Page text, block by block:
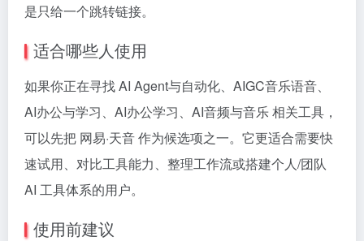
是只给一个跳转链接。
适合哪些人使用
如果你正在寻找 AI Agent与自动化、AIGC音乐语音、
AI办公与学习、AI办公学习、AI音频与音乐 相关工具，
可以先把 网易·天音 作为候选项之一。它更适合需要快
速试用、对比工具能力、整理工作流或搭建个人/团队
AI 工具体系的用户。
使用前建议